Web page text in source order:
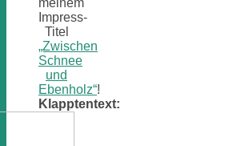
Impress-
Titel
„Zwischen
Schnee
und
Ebenholz“!
Klapptentext: